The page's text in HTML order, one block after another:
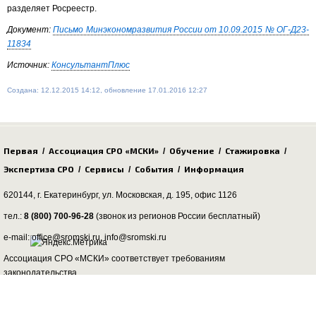
разделяет Росреестр.
Документ:Письмо Минэкономразвития России от 10.09.2015 № ОГ-Д23-
11834
Источник: КонсультантПлюс
Создана: 12.12.2015 14:12, обновление 17.01.2016 12:27
Первая / Ассоциация СРО «МСКИ» / Обучение / Стажировка /
Экспертиза СРО / Сервисы / События / Информация
620144, г. Екатеринбург, ул. Московская, д. 195, офис 1126
тел.: 8 (800) 700-96-28 (звонок из регионов России бесплатный)
e-mail: office@sromski.ru, info@sromski.ru
Ассоциация СРО «МСКИ» соответствует требованиям
законодательства